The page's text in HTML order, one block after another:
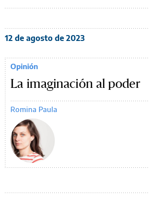
12 de agosto de 2023
Opinión
La imaginación al poder
Romina Paula